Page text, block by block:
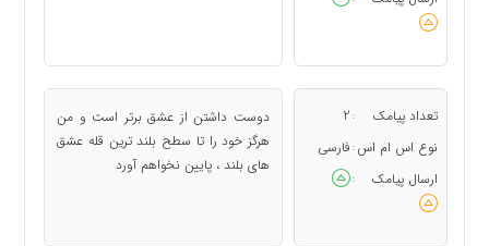
تعداد پیامک :
2
نوع اس ام اس : فارسی
ارسال پیامک
:
دوست داشتن از عشق برتر است و من
هرگز خود را تا سطح بلند ترین قله عشق
های بلند ، پایین نخواهم آورد